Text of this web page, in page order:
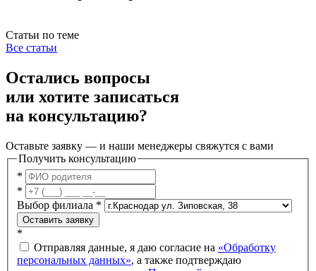
Статьи по теме
Все статьи
Остались вопросы
или хотите записаться
на консультацию?
Оставьте заявку — и наши менеджеры свяжутся с вами
Получить консультацию
*
*
Выбор филиала *
Оставить заявку
*
Отправляя данные, я даю согласие на «Обработку
персональных данных», а также подтверждаю